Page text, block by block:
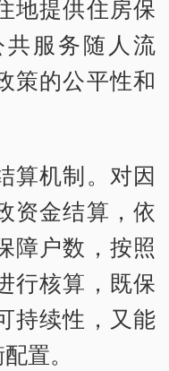
地提供住房保
服务随人流
策的公平性和
机制。对因
资金结算，依
障户数，按照
行核算，既保
持续性，又能
置。